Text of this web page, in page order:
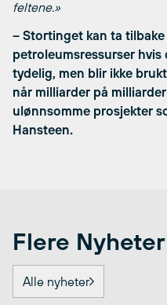
feltene.»
– Stortinget kan ta
petroleumsressurser hvis
tydelig, men blir ikke
når milliarder på
ulønnsomme prosjekter
Hansteen.
Flere Nyheter
Alle nyheter